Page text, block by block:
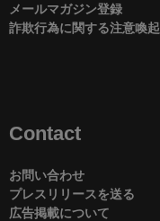
メールマガジン登録
詐欺行為に関する注意喚起
Contact
お問い合わせ
プレスリリースを送る
広告掲載について